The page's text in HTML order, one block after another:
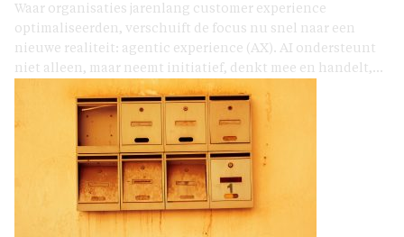
Waar organisaties jarenlang customer experience
optimaliseerden, verschuift de focus nu snel naar een
nieuwe realiteit: agentic experience (AX). AI ondersteunt
niet alleen, maar neemt initiatief, denkt mee en handelt,...